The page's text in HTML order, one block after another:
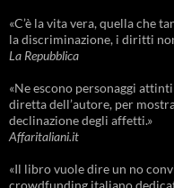
«C’è la vita vera, quella che
la discriminazione, i diritti
La Repubblica
«Ne escono personaggi
diretta dell’autore, per
declinazione degli affetti.»
Affaritaliani.it
«Il libro vuole dire un no